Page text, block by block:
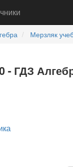
Мерзляк
ГДЗ